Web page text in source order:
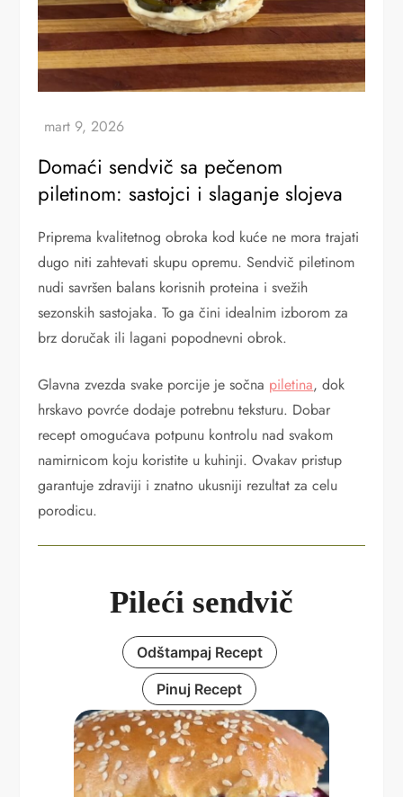
Domaći sendvič sa pečenom
piletinom: sastojci i slaganje slojeva
Priprema kvalitetnog obroka kod kuće ne mora trajati
dugo niti zahtevati skupu opremu. Sendvič piletinom
nudi savršen balans korisnih proteina i svežih
sezonskih sastojaka. To ga čini idealnim izborom za
brz doručak ili lagani popodnevni obrok.
Glavna zvezda svake porcije je sočna piletina, dok
hrskavo povrće dodaje potrebnu teksturu. Dobar
recept omogućava potpunu kontrolu nad svakom
namirnicom koju koristite u kuhinji. Ovakav pristup
garantuje zdraviji i znatno ukusniji rezultat za celu
porodicu.
Pileći sendvič
Odštampaj Recept
Pinuj Recept